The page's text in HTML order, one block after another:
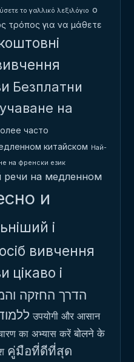
το γαλλικό λεξιλόγιο ο
τρόπος για να μάθετε
Безплатни
на
часто
китайском Най-
на френски език
речи на медленном
и
і
вивчення
цікаво і
הדרך החזקה
उपयोगी और आसान
का अभ्यास करें बोलने के
คู่มือที่ดีที่สุด